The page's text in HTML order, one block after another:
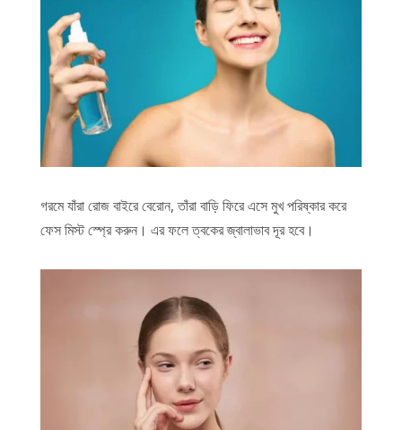
গরমে যাঁরা রোজ বাইরে বেরোন, তাঁরা বাড়ি ফিরে এসে মুখ পরিষ্কার করে
ফেস মিস্ট স্প্রে করুন। এর ফলে ত্বকের জ্বালাভাব দূর হবে।